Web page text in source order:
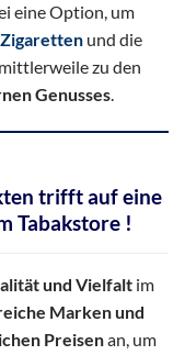
eine Option, um
und die
zu den
Genusses.
trifft auf eine
Tabakstore !
und Vielfaltim
Marken und
Preisenan, um